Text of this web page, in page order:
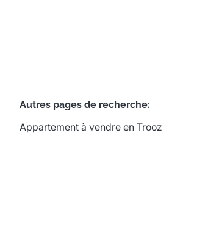
Autres pages de recherche:
Appartement à vendre en Trooz